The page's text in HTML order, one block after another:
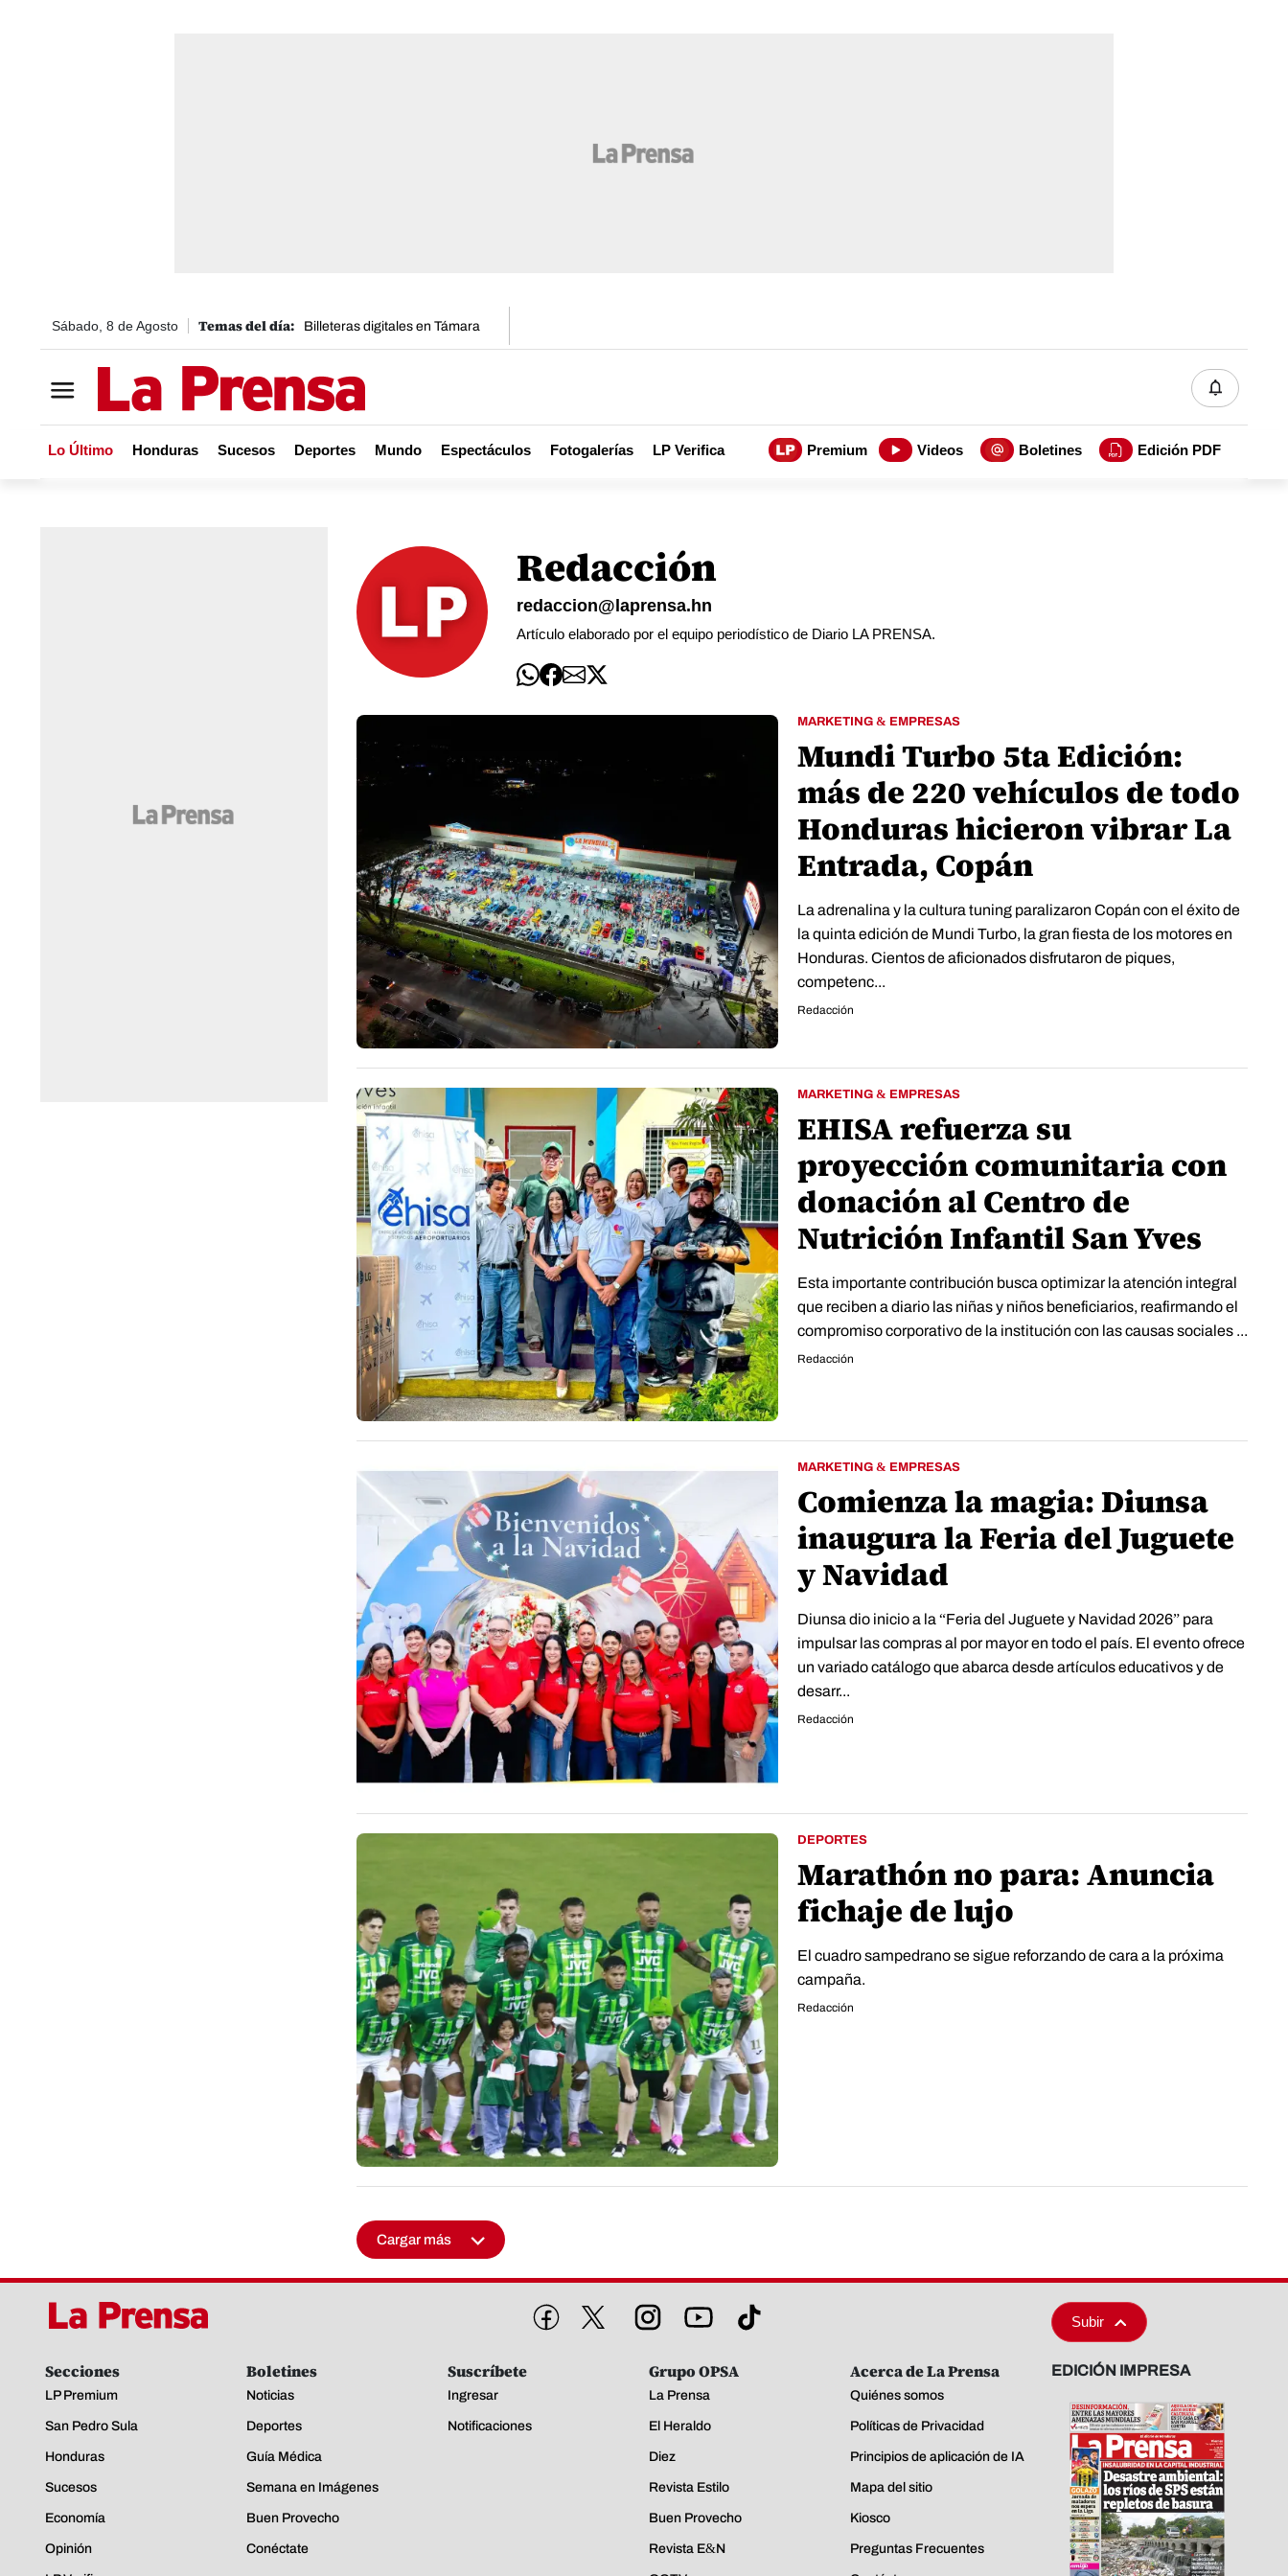
Sábado, 8 de Agosto Billeteras digitales en Támara
Lo Último Honduras Sucesos Deportes Mundo Espectáculos Fotogalerías LP Verifica Premium Videos Boletines Edición PDF
Redacción
redaccion@laprensa.hn
Artículo elaborado por el equipo periodístico de Diario LA PRENSA.
MARKETING & EMPRESAS
Mundi Turbo 5ta Edición:
más de 220 vehículos de todo
Honduras hicieron vibrar La
Entrada, Copán
La adrenalina y la cultura tuning paralizaron Copán con el éxito de
la quinta edición de Mundi Turbo, la gran fiesta de los motores en
Honduras. Cientos de aficionados disfrutaron de piques,
competenc...
Redacción
MARKETING & EMPRESAS
EHISA refuerza su
proyección comunitaria con
donación al Centro de
Nutrición Infantil San Yves
Esta importante contribución busca optimizar la atención integral
que reciben a diario las niñas y niños beneficiarios, reafirmando el
compromiso corporativo de la institución con las causas sociales ...
Redacción
MARKETING & EMPRESAS
Comienza la magia: Diunsa
inaugura la Feria del Juguete
y Navidad
Diunsa dio inicio a la “Feria del Juguete y Navidad 2026” para
impulsar las compras al por mayor en todo el país. El evento ofrece
un variado catálogo que abarca desde artículos educativos y de
desarr...
Redacción
DEPORTES
Marathón no para: Anuncia
fichaje de lujo
El cuadro sampedrano se sigue reforzando de cara a la próxima
campaña.
Redacción
Cargar más
Subir
Secciones
LP Premium
San Pedro Sula
Honduras
Sucesos
Economía
Opinión
Boletines
Noticias
Deportes
Guía Médica
Semana en Imágenes
Buen Provecho
Conéctate
Suscríbete
Ingresar
Notificaciones
Grupo OPSA
La Prensa
El Heraldo
Diez
Revista Estilo
Buen Provecho
Revista E&N
Acerca de La Prensa
Quiénes somos
Políticas de Privacidad
Principios de aplicación de IA
Mapa del sitio
Kiosco
Preguntas Frecuentes
EDICIÓN IMPRESA